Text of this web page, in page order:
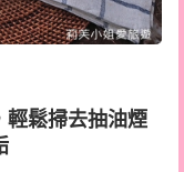
輕鬆掃去抽油煙